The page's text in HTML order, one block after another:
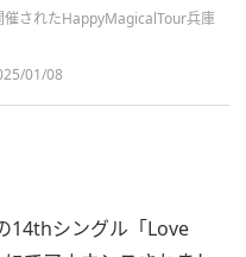
されたHappyMagicalTour兵庫
01/08
14thシングル「Love